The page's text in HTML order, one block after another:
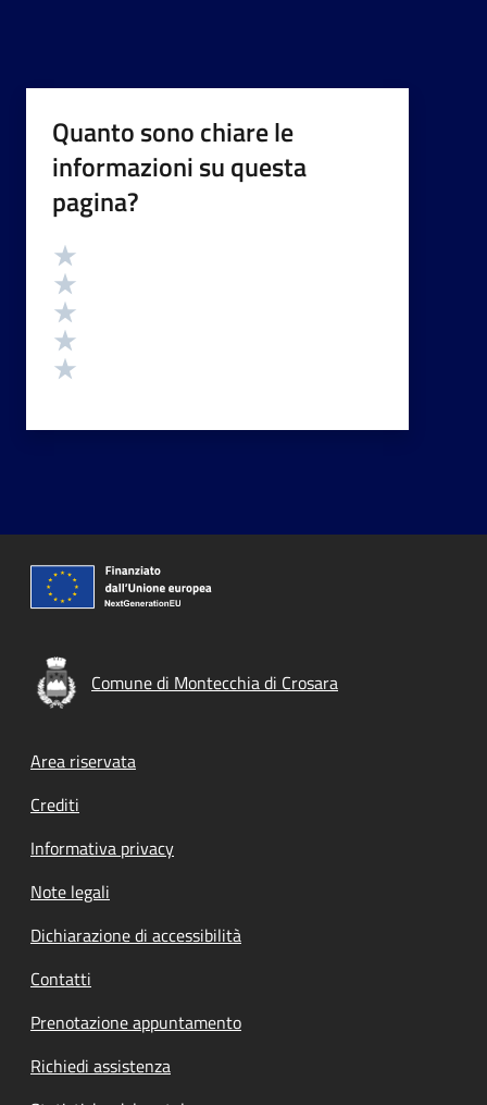
Quanto sono chiare le
informazioni su questa
pagina?
Valutazione
Comune di Montecchia di Crosara
Footer menu
Area riservata
Crediti
Informativa privacy
Note legali
Dichiarazione di accessibilità
Contatti
Prenotazione appuntamento
Richiedi assistenza